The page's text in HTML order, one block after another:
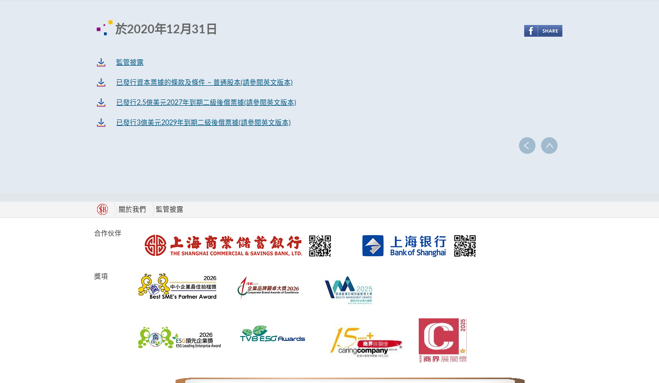
於2020年12月31日
監管披露
已發行資本票據的條款及條件 – 普通股本(請參閱英文版本)
已發行2.5億美元2027年到期二級後償票據(請參閱英文版本)
已發行3億美元2029年到期二級後償票據(請參閱英文版本)
關於我們 監管披露
合作伙伴
獎項